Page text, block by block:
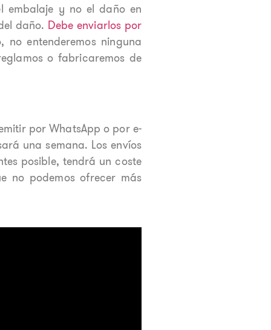
embalaje y no el daño en
daño. Debe enviarlos por
entenderemos ninguna
o fabricaremos de
por WhatsApp o por e-
una semana. Los envíos
posible, tendrá un coste
no podemos ofrecer más